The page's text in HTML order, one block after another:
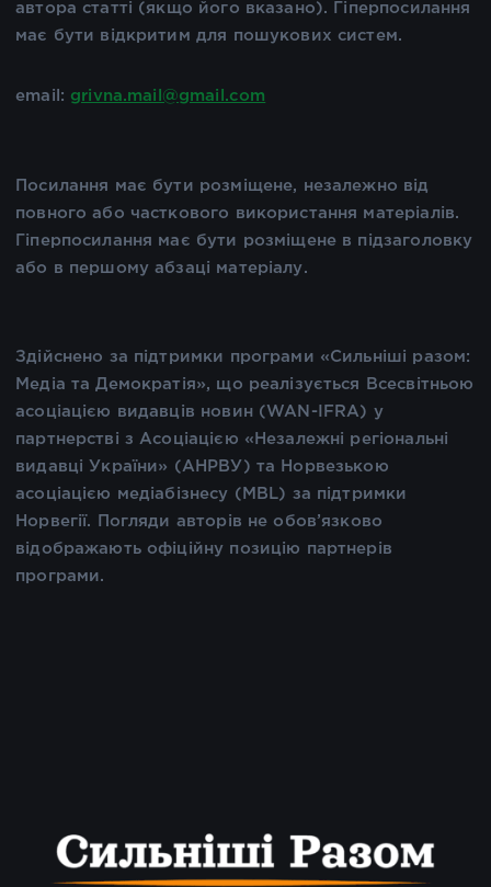
автора статті (якщо його вказано). Гіперпосилання
має бути відкритим для пошукових систем.
email: grivna.mail@gmail.com
Посилання має бути розміщене, незалежно від
повного або часткового використання матеріалів.
Гіперпосилання має бути розміщене в підзаголовку
або в першому абзаці матеріалу.
Здійснено за підтримки програми «Сильніші разом:
Медіа та Демократія», що реалізується Всесвітньою
асоціацією видавців новин (WAN-IFRA) у
партнерстві з Асоціацією «Незалежні регіональні
видавці України» (АНРВУ) та Норвезькою
асоціацією медіабізнесу (MBL) за підтримки
Норвегії. Погляди авторів не обов’язково
відображають офіційну позицію партнерів
програми.